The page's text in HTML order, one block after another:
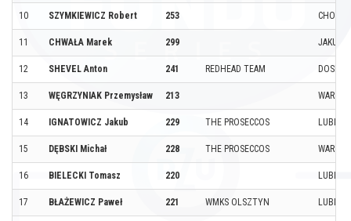
10 SZYMKIEWICZ Robert 253
11 CHWAŁA Marek 299
12 SHEVEL Anton 241 REDHEAD TEAM
13 WĘGRZYNIAK Przemysław 213
14 IGNATOWICZ Jakub 229 THE PROSECCOS LUBLIN
15 DĘBSKI Michał 228 THE PROSECCOS
16 BIELECKI Tomasz 220 LUBLIN
17 BŁAŻEWICZ Paweł 221 WMKS OLSZTYN LUBLIN